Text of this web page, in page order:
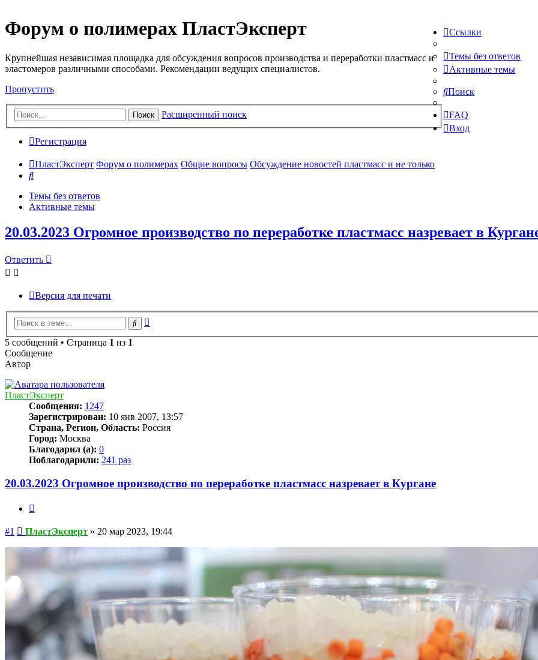
Форум о полимерах ПластЭксперт
Крупнейшая независимая площадка для обсуждения вопросов производства и переработки пластмасс и
эластомеров различными способами. Рекомендации ведущих специалистов.
Пропустить
Поиск Расширенный поиск
Ссылки
Темы без ответов
Активные темы
Поиск
FAQ
Вход
Регистрация
ПластЭксперт Форум о полимерах Общие вопросы Обсуждение новостей пластмасс и не только
Поиск
Темы без ответов
Активные темы
20.03.2023 Огромное производство по переработке пластмасс назревает в
Ответить
Версия для печати
Поиск
5 сообщений • Страница 1 из 1
Сообщение
Автор
ПластЭксперт
Сообщения: 1247
Зарегистрирован: 10 янв 2007, 13:57
Страна, Регион, Область: Россия
Город: Москва
Благодарил (а): 0
Поблагодарили: 241 раз
20.03.2023 Огромное производство по переработке пластмасс назревает в Кургане
#1 Сообщение
ПластЭксперт » 20 мар 2023, 19:44